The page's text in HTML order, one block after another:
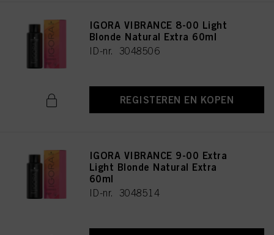
IGORA VIBRANCE 8-00 Light
Blonde Natural Extra 60ml
ID-nr. 3048506
REGISTEREN EN KOPEN
IGORA VIBRANCE 9-00 Extra
Light Blonde Natural Extra
60ml
ID-nr. 3048514